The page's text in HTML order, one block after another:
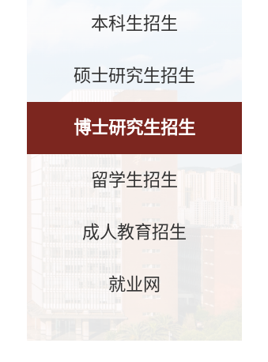
本科生招生
硕士研究生招生
博士研究生招生
留学生招生
成人教育招生
就业网